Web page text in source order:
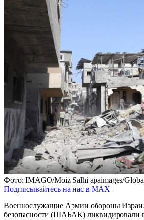
Фото: IMAGO/Moiz Salhi apaimages/
Подписывайтесь на нас в MAX
Военнослужащие Армии обороны
безопасности (ШАБАК) ликвидировали